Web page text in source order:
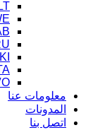
معلومات عنا
المدونات
اتصل بنا